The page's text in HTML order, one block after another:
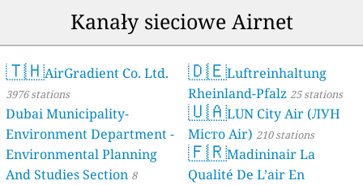
Kanały sieciowe Airnet
🇹🇭AirGradient Co. Ltd.
3976 stations
Dubai Municipality-
Environment Department -
Environmental Planning
And Studies Section 8
🇩🇪Luftreinhaltung
Rheinland-Pfalz 25 stations
🇺🇦LUN City Air (ЛУН
Місто Air) 210 stations
🇫🇷Madininair La
Qualité De L’air En